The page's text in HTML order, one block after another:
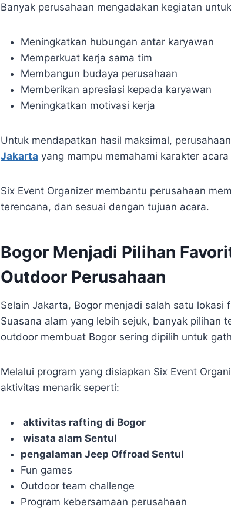
Banyak perusahaan mengadakan kegiatan
Meningkatkan hubungan antar karyawan
Memperkuat kerja sama tim
Membangun budaya perusahaan
Memberikan apresiasi kepada karyawan
Meningkatkan motivasi kerja
Untuk mendapatkan hasil maksimal,
Jakarta yang mampu memahami karakter
Six Event Organizer membantu perusahaan
terencana, dan sesuai dengan tujuan acara.
Bogor Menjadi Pilihan
Outdoor Perusahaan
Selain Jakarta, Bogor menjadi salah satu lokasi
Suasana alam yang lebih sejuk, banyak pilihan
outdoor membuat Bogor sering dipilih untuk
Melalui program yang disiapkan Six Event
aktivitas menarik seperti:
aktivitas rafting di Bogor
wisata alam Sentul
pengalaman Jeep Offroad Sentul
Fun games
Outdoor team challenge
Program kebersamaan perusahaan